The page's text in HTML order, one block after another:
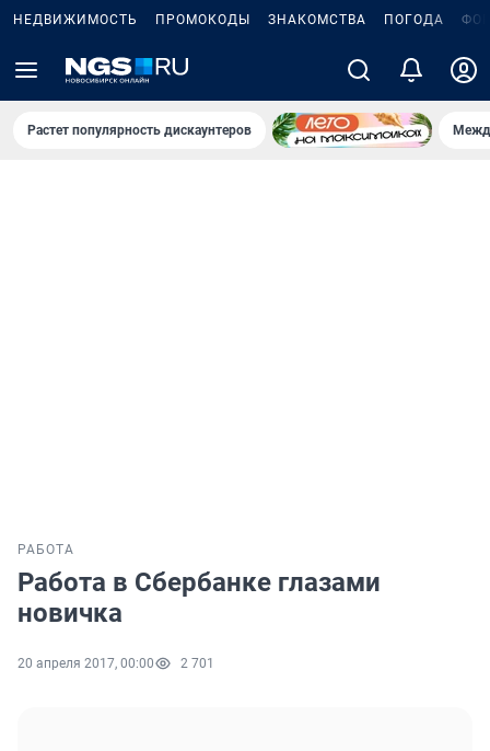
НЕДВИЖИМОСТЬ ПРОМОКОДЫ ЗНАКОМСТВА ПОГОДА
Растет популярность дискаунтеров
РАБОТА
Работа в Сбербанке глазами
новичка
20 апреля 2017, 00:00 2 701